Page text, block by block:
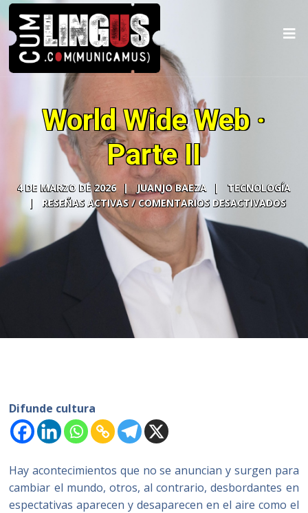
World Wide Web ·
Parte II
4 DE MARZO DE 2026 JUANJO BAEZA
TECNOLOGÍA
COMENTARIOS DESACTIVADOS
Difunde cultura
Hay acontecimientos que no se anuncian y surgen para
cambiar el mundo, otros, al contrario, desbordantes en
espectativas aparecen y desaparecen en el aire como el